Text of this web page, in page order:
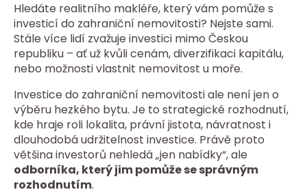
Hledáte realitního makléře, který vám pomůže s
investicí do zahraniční nemovitosti? Nejste sami.
Stále více lidí zvažuje investici mimo Českou
republiku – ať už kvůli cenám, diverzifikaci kapitálu,
nebo možnosti vlastnit nemovitost u moře.
Investice do zahraniční nemovitosti ale není jen o
výběru hezkého bytu. Je to strategické rozhodnutí,
kde hraje roli lokalita, právní jistota, návratnost i
dlouhodobá udržitelnost investice. Právě proto
většina investorů nehledá „jen nabídky“, ale
odborníka, který jim pomůže se správným
rozhodnutím.